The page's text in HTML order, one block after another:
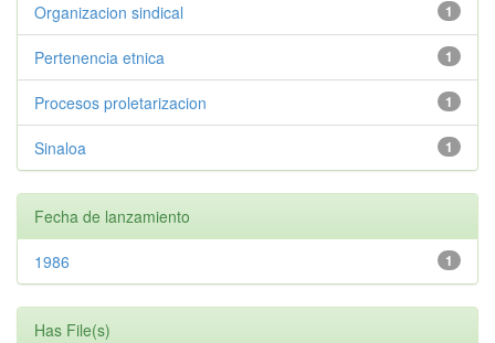
1
Organizacion sindical
1
Pertenencia etnica
1
Procesos proletarizacion
1
Sinaloa
Fecha de lanzamiento
1
1986
Has File(s)